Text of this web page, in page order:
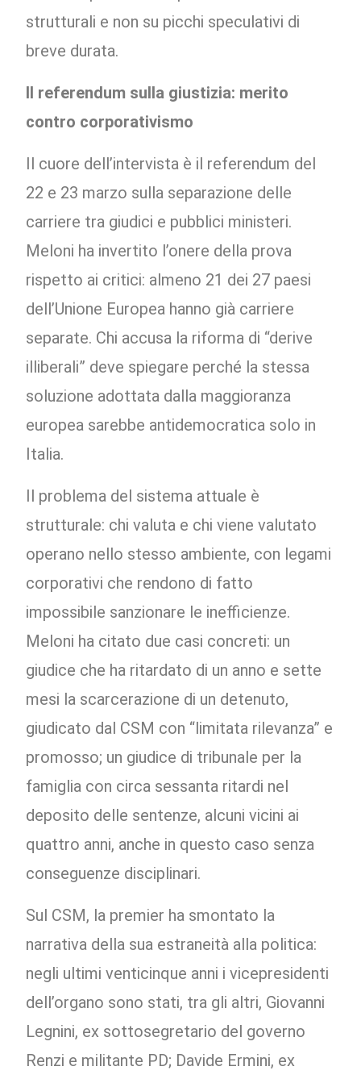
strutturali e non su picchi speculativi di
breve durata.
Il referendum sulla giustizia: merito
contro corporativismo
Il cuore dell’intervista è il referendum del
22 e 23 marzo sulla separazione delle
carriere tra giudici e pubblici ministeri.
Meloni ha invertito l’onere della prova
rispetto ai critici: almeno 21 dei 27 paesi
dell’Unione Europea hanno già carriere
separate. Chi accusa la riforma di “derive
illiberali” deve spiegare perché la stessa
soluzione adottata dalla maggioranza
europea sarebbe antidemocratica solo in
Italia.
Il problema del sistema attuale è
strutturale: chi valuta e chi viene valutato
operano nello stesso ambiente, con legami
corporativi che rendono di fatto
impossibile sanzionare le inefficienze.
Meloni ha citato due casi concreti: un
giudice che ha ritardato di un anno e sette
mesi la scarcerazione di un detenuto,
giudicato dal CSM con “limitata rilevanza” e
promosso; un giudice di tribunale per la
famiglia con circa sessanta ritardi nel
deposito delle sentenze, alcuni vicini ai
quattro anni, anche in questo caso senza
conseguenze disciplinari.
Sul CSM, la premier ha smontato la
narrativa della sua estraneità alla politica:
negli ultimi venticinque anni i vicepresidenti
dell’organo sono stati, tra gli altri, Giovanni
Legnini, ex sottosegretario del governo
Renzi e militante PD; Davide Ermini, ex